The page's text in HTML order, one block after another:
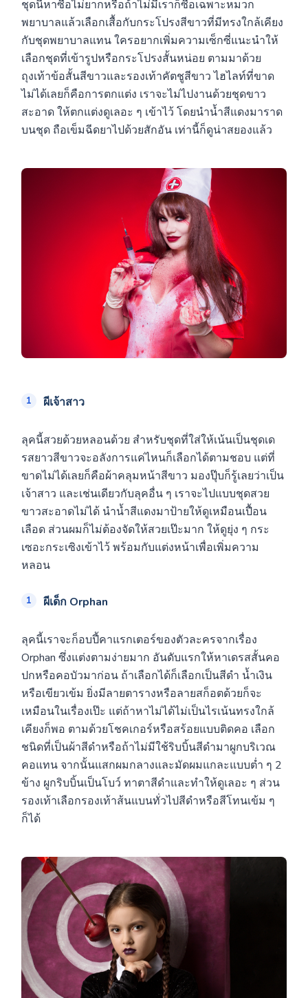
ชุดนี้หาซื้อไม่ยากหรือถ้าไม่มีเราก็ซื้อเฉพาะหมวก
พยาบาลแล้วเลือกเสื้อกับกระโปรงสีขาวที่มีทรงใกล้เคียง
กับชุดพยาบาลแทน ใครอยากเพิ่มความเซ็กซี่แนะนำให้
เลือกชุดที่เข้ารูปหรือกระโปรงสั้นหน่อย ตามมาด้วย
ถุงเท้าข้อสั้นสีขาวและรองเท้าคัตชูสีขาว ไฮไลท์ที่ขาด
ไม่ได้เลยก็คือการตกแต่ง เราจะไม่ไปงานด้วยชุดขาว
สะอาด ให้ตกแต่งดูเลอะ ๆ เข้าไว้ โดยนำน้ำสีแดงมาราด
บนชุด ถือเข็มฉีดยาไปด้วยสักอัน เท่านี้ก็ดูน่าสยองแล้ว
ผีเจ้าสาว
ลุคนี้สวยด้วยหลอนด้วย สำหรับชุดที่ใส่ให้เน้นเป็นชุดเด
รสยาวสีขาวจะอลังการแค่ไหนก็เลือกได้ตามชอบ แต่ที่
ขาดไม่ได้เลยก็คือผ้าคลุมหน้าสีขาว มองปุ๊บก็รู้เลยว่าเป็น
เจ้าสาว และเช่นเดียวกับลุคอื่น ๆ เราจะไปแบบชุดสวย
ขาวสะอาดไม่ได้ นำน้ำสีแดงมาป้ายให้ดูเหมือนเปื้อน
เลือด ส่วนผมก็ไม่ต้องจัดให้สวยเป๊ะมาก ให้ดูยุ่ง ๆ กระ
เซอะกระเซิงเข้าไว้ พร้อมกับแต่งหน้าเพื่อเพิ่มความ
หลอน
ผีเด็ก Orphan
ลุคนี้เราจะก็อบปี้คาแรกเตอร์ของตัวละครจากเรื่อง
Orphan ซึ่งแต่งตามง่ายมาก อันดับแรกให้หาเดรสสั้นคอ
ปกหรือคอบัวมาก่อน ถ้าเลือกได้ก็เลือกเป็นสีดำ น้ำเงิน
หรือเขียวเข้ม ยิ่งมีลายตารางหรือลายสก็อตด้วยก็จะ
เหมือนในเรื่องเป๊ะ แต่ถ้าหาไม่ได้ไม่เป็นไรเน้นทรงใกล้
เคียงก็พอ ตามด้วยโชคเกอร์หรือสร้อยแบบติดคอ เลือก
ชนิดที่เป็นผ้าสีดำหรือถ้าไม่มีใช้ริบบิ้นสีดำมาผูกบริเวณ
คอแทน จากนั้นแสกผมกลางและมัดผมแกละแบบต่ำ ๆ 2
ข้าง ผูกริบบิ้นเป็นโบว์ ทาตาสีดำและทำให้ดูเลอะ ๆ ส่วน
รองเท้าเลือกรองเท้าส้นแบนทั่วไปสีดำหรือสีโทนเข้ม ๆ
ก็ได้